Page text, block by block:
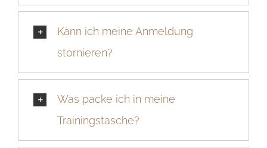
Kann ich meine Anmeldung
stornieren?
Was packe ich in meine
Trainingstasche?